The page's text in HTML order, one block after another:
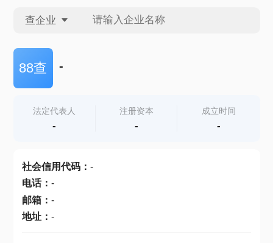
查企业
查企业
查产地
88查 -
法定代表人
-
注册资本
-
成立时间
-
社会信用代码： -
电话： -
邮箱： -
地址： -